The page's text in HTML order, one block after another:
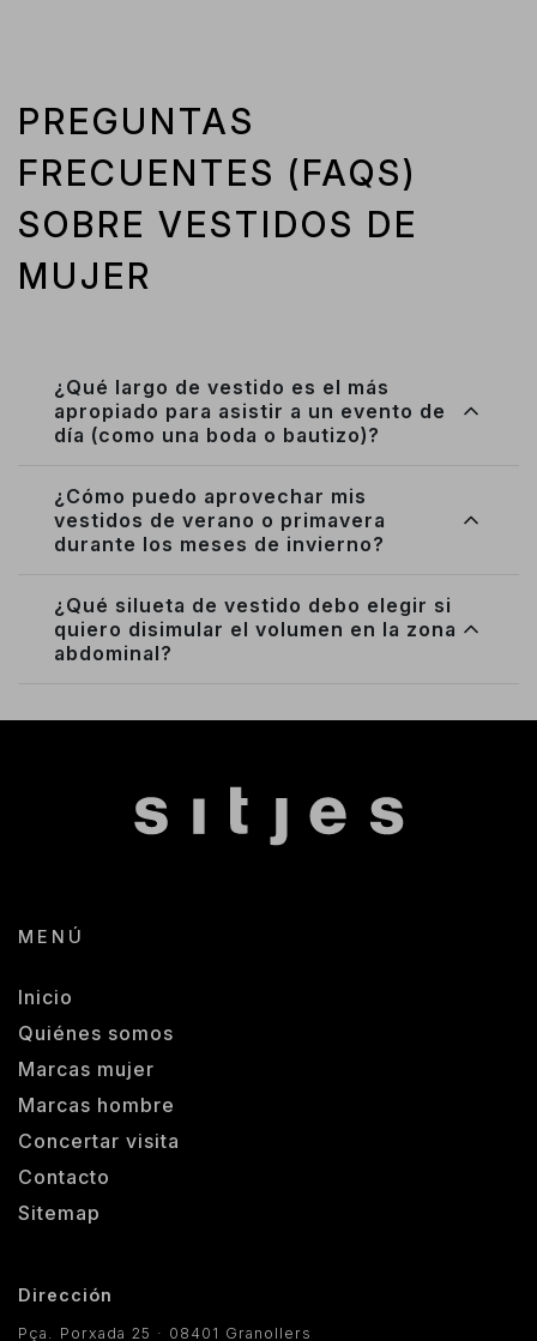
PREGUNTAS
FRECUENTES (FAQS)
SOBRE VESTIDOS DE
MUJER
¿Qué largo de vestido es el más
apropiado para asistir a un evento de
día (como una boda o bautizo)?
¿Cómo puedo aprovechar mis
vestidos de verano o primavera
durante los meses de invierno?
¿Qué silueta de vestido debo elegir si
quiero disimular el volumen en la zona
abdominal?
MENÚ
Inicio
Quiénes somos
Marcas mujer
Marcas hombre
Concertar visita
Contacto
Sitemap
Dirección
Pça. Porxada 25 · 08401 Granollers